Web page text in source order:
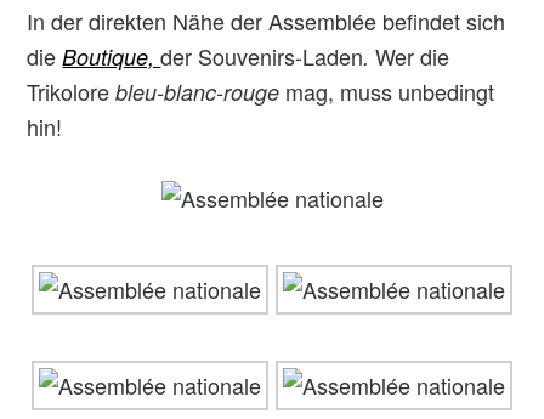
In der direkten Nähe der Assemblée befindet sich
dieBoutique,der Souvenirs-Laden. Wer die
Trikolorebleu-blanc-rouge mag, muss unbedingt
hin!